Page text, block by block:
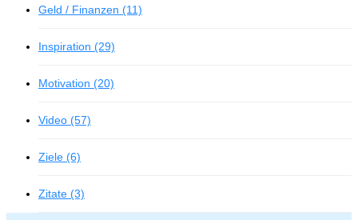
Geld / Finanzen (11)
Inspiration (29)
Motivation (20)
Video (57)
Ziele (6)
Zitate (3)